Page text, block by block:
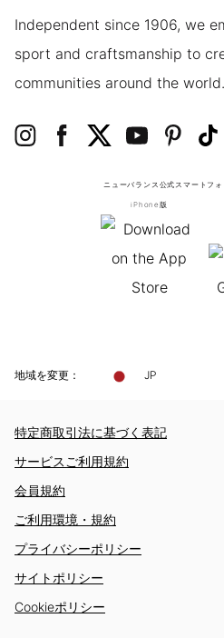
Independent since 1906, we
sport and craftsmanship to
communities around the world.
ニューバランス公式スマートフォ
iPhone版
地域を変更： JP
特定商取引法に基づく表記
サービスご利用規約
会員規約
ご利用環境・規約
プライバシーポリシー
サイトポリシー
Cookieポリシー